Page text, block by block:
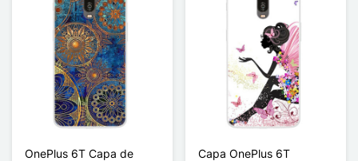
OnePlus 6T Capa de
Capa OnePlus 6T